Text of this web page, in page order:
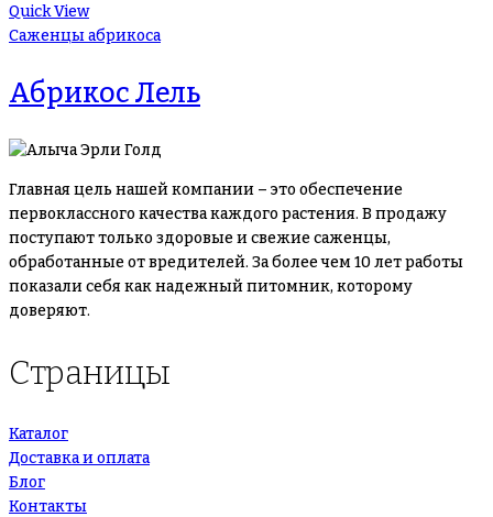
Quick View
Саженцы абрикоса
Абрикос Лель
Главная цель нашей компании – это обеспечение
первоклассного качества каждого растения. В продажу
поступают только здоровые и свежие саженцы,
обработанные от вредителей. За более чем 10 лет работы
показали себя как надежный питомник, которому
доверяют.
Страницы
Каталог
Доставка и оплата
Блог
Контакты